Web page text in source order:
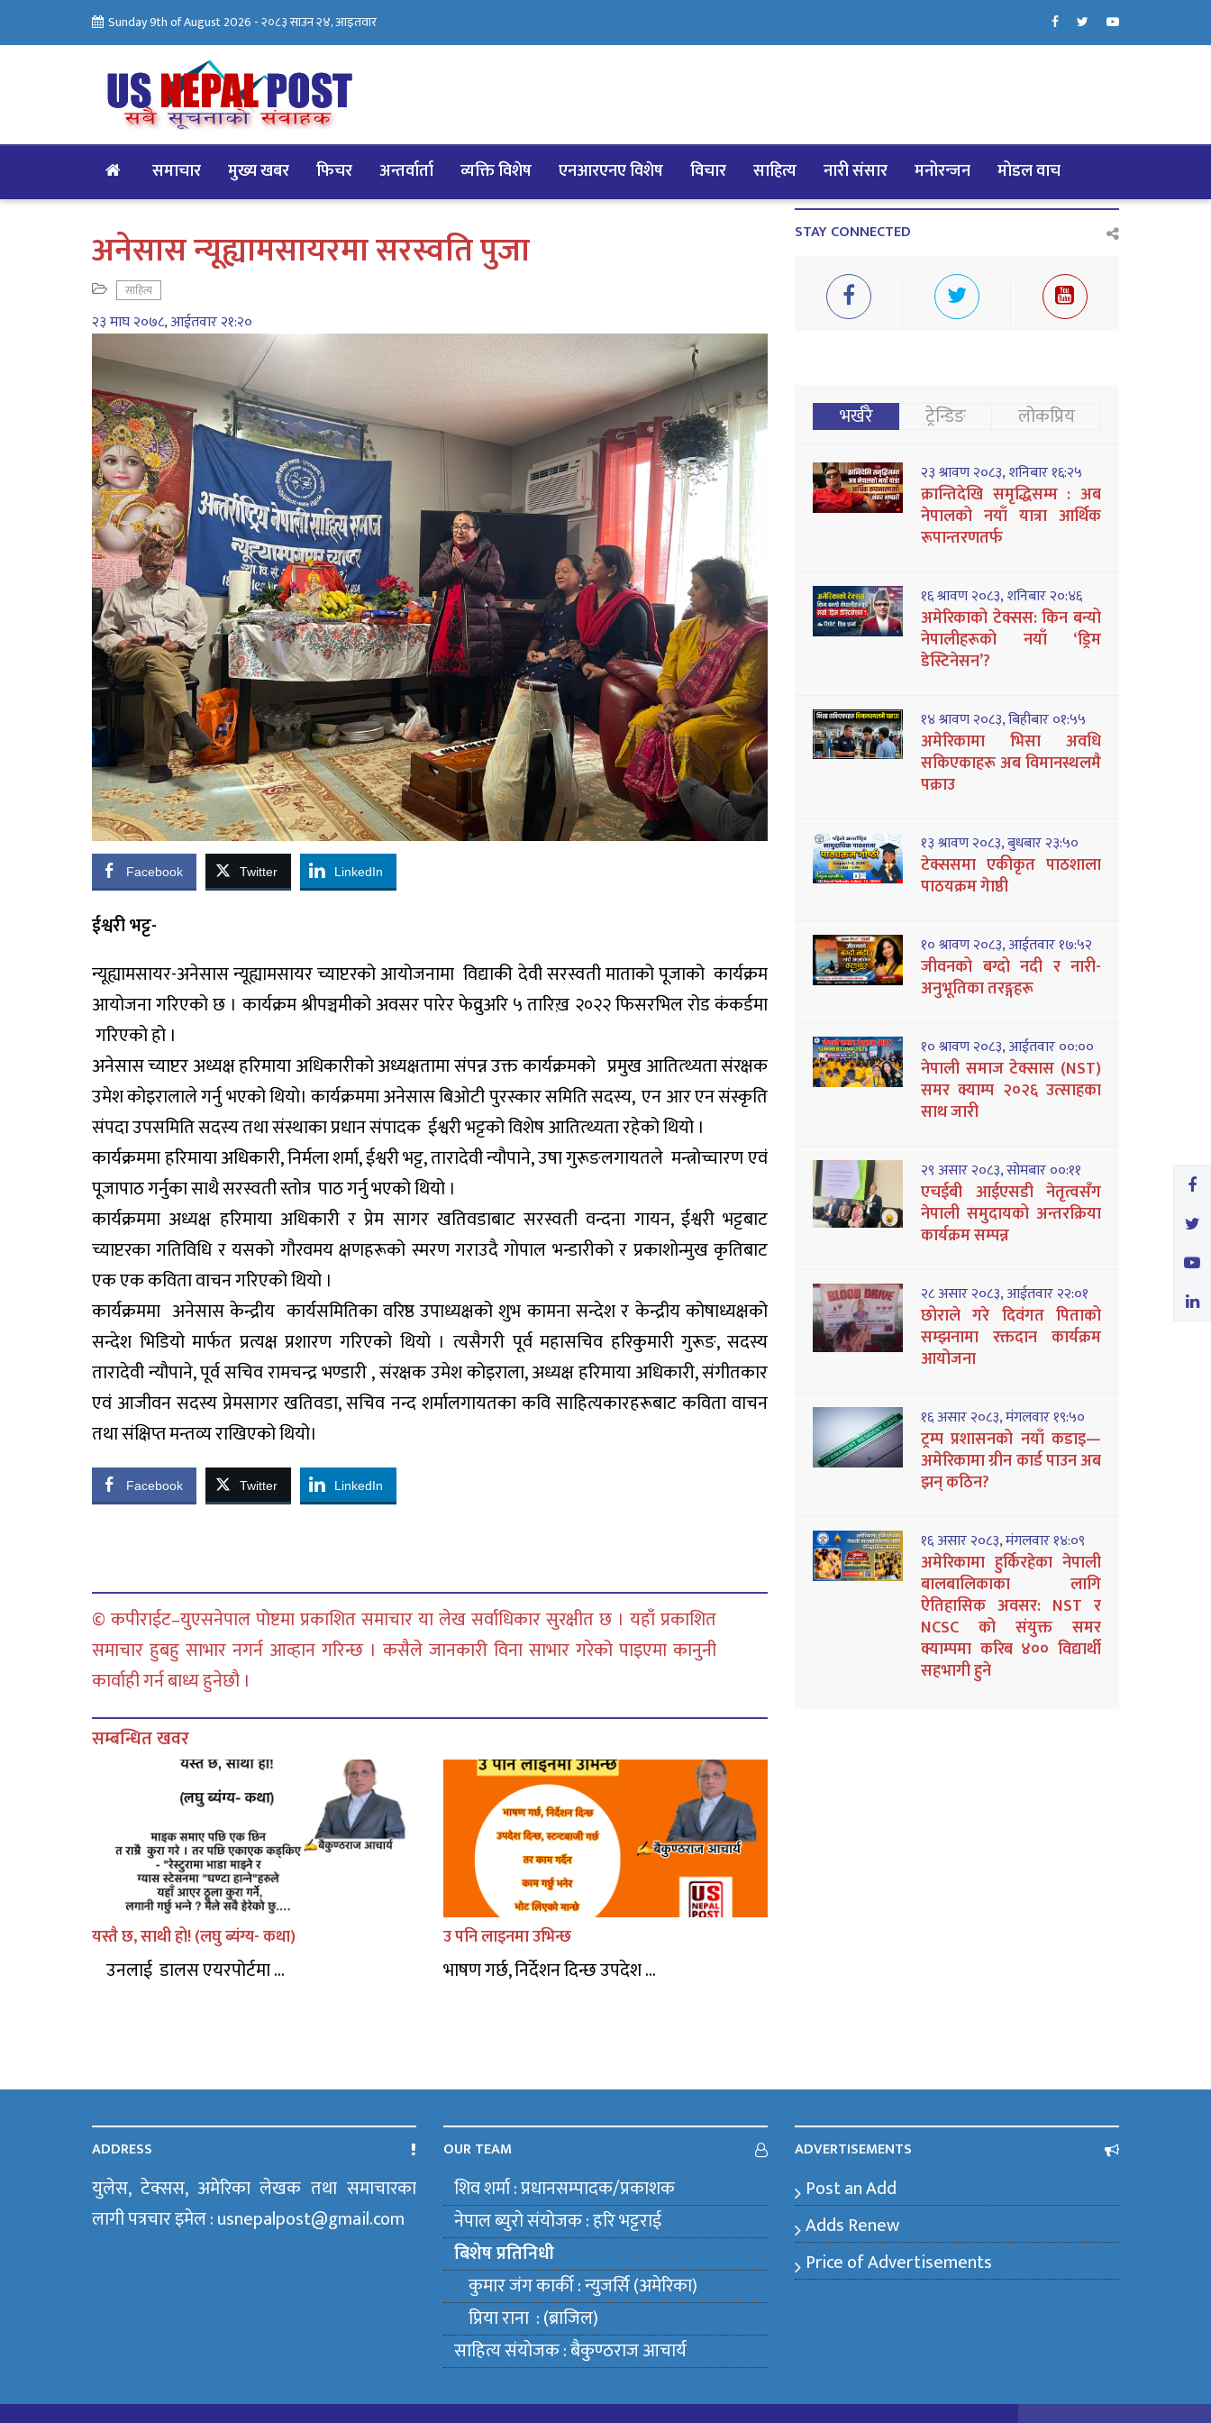
Sunday 9th of August 2026 -२०८३ साउन २४, आइतवार
समाचार मुख्य खबर फिचर अन्तर्वार्ता व्यक्ति विशेष एनआरएनए विशेष विचार साहित्य नारी संसार मनोरन्जन मोडल वाच
अनेसास न्यूह्यामसायरमा सरस्वति पुजा
साहित्य
२३ माघ २०७८, आईतवार २१:२०
Facebook Twitter LinkedIn
ईश्वरी भट्ट-
न्यूह्यामसायर-अनेसास न्यूह्यामसायर च्याप्टरको आयोजनामा विद्याकी देवी सरस्वती माताको पूजाको कार्यक्रम
आयोजना गरिएको छ । कार्यक्रम श्रीपञ्चमीको अवसर पारेर फेव्रुअरि ५ तारिख़ २०२२ फिसरभिल रोड कंकर्डमा
गरिएको हो ।
अनेसास च्याप्टर अध्यक्ष हरिमाया अधिकारीको अध्यक्षतामा संपन्न उक्त कार्यक्रमको प्रमुख आतित्थ्यता संरक्षक
उमेश कोइरालाले गर्नु भएको थियो। कार्यक्रममा अनेसास बिओटी पुरस्कार समिति सदस्य, एन आर एन संस्कृति
संपदा उपसमिति सदस्य तथा संस्थाका प्रधान संपादक ईश्वरी भट्टको विशेष आतित्थ्यता रहेको थियो ।
कार्यक्रममा हरिमाया अधिकारी, निर्मला शर्मा, ईश्वरी भट्ट, तारादेवी न्यौपाने, उषा गुरूङलगायतले मन्त्रोच्चारण एवं
पूजापाठ गर्नुका साथै सरस्वती स्तोत्र पाठ गर्नु भएको थियो ।
कार्यक्रममा अध्यक्ष हरिमाया अधिकारी र प्रेम सागर खतिवडाबाट सरस्वती वन्दना गायन, ईश्वरी भट्टबाट
च्याप्टरका गतिविधि र यसको गौरवमय क्षणहरूको स्मरण गराउदै गोपाल भन्डारीको र प्रकाशोन्मुख कृतिबाट
एक एक कविता वाचन गरिएको थियो ।
कार्यक्रममा अनेसास केन्द्रीय कार्यसमितिका वरिष्ठ उपाध्यक्षको शुभ कामना सन्देश र केन्द्रीय कोषाध्यक्षको
सन्देश भिडियो मार्फत प्रत्यक्ष प्रशारण गरिएको थियो । त्यसैगरी पूर्व महासचिव हरिकुमारी गुरूङ, सदस्य
तारादेवी न्यौपाने, पूर्व सचिव रामचन्द्र भण्डारी , संरक्षक उमेश कोइराला, अध्यक्ष हरिमाया अधिकारी, संगीतकार
एवं आजीवन सदस्य प्रेमसागर खतिवडा, सचिव नन्द शर्मालगायतका कवि साहित्यकारहरूबाट कविता वाचन
तथा संक्षिप्त मन्तव्य राखिएको थियो।
Facebook Twitter LinkedIn
© कपीराईट–युएसनेपाल पोष्टमा प्रकाशित समाचार या लेख सर्वाधिकार सुरक्षीत छ । यहाँ प्रकाशित
समाचार हुबहु साभार नगर्न आव्हान गरिन्छ । कसैले जानकारी विना साभार गरेको पाइएमा कानुनी
कार्वाही गर्न बाध्य हुनेछौ ।
सम्बन्धित खवर
यस्तै छ, साथी हो! (लघु ब्यंग्य- कथा)
उनलाई डालस एयरपोर्टमा ...
उ पनि लाइनमा उभिन्छ
भाषण गर्छ, निर्देशन दिन्छ उपदेश ...
STAY CONNECTED
भर्खरै ट्रेन्डिङ लोकप्रिय
२३ श्रावण २०८३, शनिबार १६:२५
क्रान्तिदेखि समृद्धिसम्म : अब
नेपालको नयाँ यात्रा आर्थिक
रूपान्तरणतर्फ
१६ श्रावण २०८३, शनिबार २०:४६
अमेरिकाको टेक्सस: किन बन्यो
नेपालीहरूको नयाँ ‘ड्रिम
डेस्टिनेसन’?
१४ श्रावण २०८३, बिहीबार ०१:५५
अमेरिकामा भिसा अवधि
सकिएकाहरू अब विमानस्थलमै
पक्राउ
१३ श्रावण २०८३, बुधबार २३:५०
टेक्ससमा एकीकृत पाठशाला
पाठयक्रम गेाष्ठी
१० श्रावण २०८३, आईतवार १७:५२
जीवनको बग्दो नदी र नारी-
अनुभूतिका तरङ्गहरू
१० श्रावण २०८३, आईतवार ००:००
नेपाली समाज टेक्सास (NST)
समर क्याम्प २०२६ उत्साहका
साथ जारी
२९ असार २०८३, सोमबार ००:११
एचईबी आईएसडी नेतृत्वसँग
नेपाली समुदायको अन्तरक्रिया
कार्यक्रम सम्पन्न
२८ असार २०८३, आईतवार २२:०१
छोराले गरे दिवंगत पिताको
सम्झनामा रक्तदान कार्यक्रम
आयोजना
१६ असार २०८३, मंगलवार १९:५०
ट्रम्प प्रशासनको नयाँ कडाइ—
अमेरिकामा ग्रीन कार्ड पाउन अब
झन् कठिन?
१६ असार २०८३, मंगलवार १४:०९
अमेरिकामा हुर्किरहेका नेपाली
बालबालिकाका लागि
ऐतिहासिक अवसर: NST र
NCSC को संयुक्त समर
क्याम्पमा करिब ४०० विद्यार्थी
सहभागी हुने
ADDRESS
युलेस, टेक्सस, अमेरिका लेखक तथा समाचारका
लागी पत्रचार इमेल : usnepalpost@gmail.com
OUR TEAM
शिव शर्मा : प्रधानसम्पादक/प्रकाशक
नेपाल ब्युराे संयाेजक : हरि भट्टराई
बिशेष प्रतिनिधी
कुमार जंग कार्की : न्युजर्सि (अमेरिका)
प्रिया राना : (ब्राजिल)
साहित्य संयाेजक : बैकुण्ठराज आचार्य
ADVERTISEMENTS
Post an Add
Adds Renew
Price of Advertisements